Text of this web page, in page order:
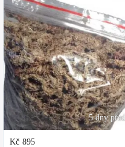
5 dny před
Kč 895